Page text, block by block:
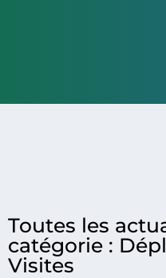
Toutes les
catégorie :
Visites